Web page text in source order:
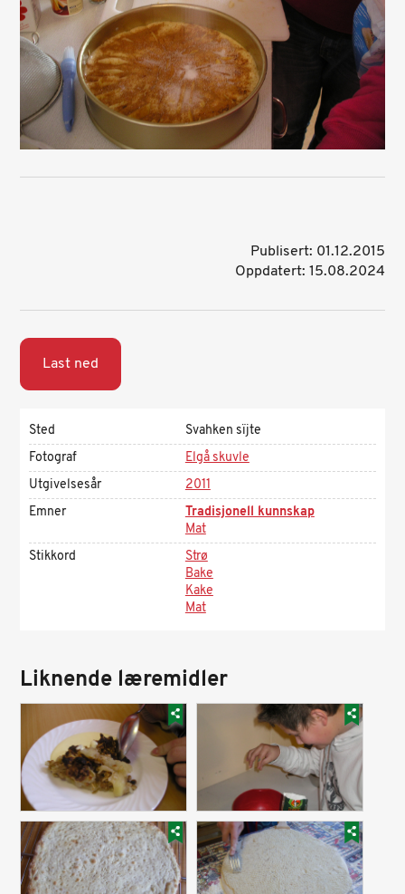
Publisert: 01.12.2015
Oppdatert: 15.08.2024
Last ned
Sted
Svahken sïjte
Fotograf
Elgå skuvle
Utgivelsesår
2011
Emner
Tradisjonell kunnskap
Mat
Stikkord
Strø
Bake
Kake
Mat
Liknende læremidler